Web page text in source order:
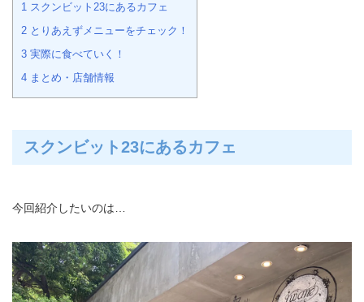
1 スクンビット23にあるカフェ
2 とりあえずメニューをチェック！
3 実際に食べていく！
4 まとめ・店舗情報
スクンビット23にあるカフェ
今回紹介したいのは…